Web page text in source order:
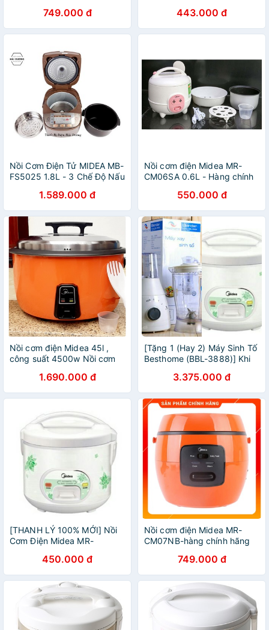
749.000 đ 443.000 đ
Nồi Cơm Điện Tử MIDEA MB-
FS5025 1.8L - 3 Chế Độ Nấu
Bảo Hành 1 Năm
1.589.000 đ
Nồi cơm điện Midea MR-
CM06SA 0.6L - Hàng chính
550.000 đ
Nồi cơm điện Midea 45l ,
công suất 4500w Nồi cơm
1.690.000 đ
[Tặng 1 (Hay 2) Máy Sinh Tố
Besthome (BBL-3888)] Khi
Điện Midea (MR-CM18SBA)
3.375.000 đ
[THANH LÝ 100% MỚI] Nồi
Cơm Điện Midea MR-
450.000 đ
Nồi cơm điện Midea MR-
CM07NB-hàng chính hãng
749.000 đ